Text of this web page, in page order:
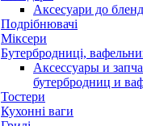
Аксесуари до
Подрібнювачі
Міксери
Бутербродниці,
Аксессуары и
бутербродниц и
Тостери
Кухонні ваги